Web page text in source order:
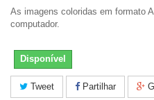
As imagens coloridas em formato
computador.
Disponível
Tweet Partilhar